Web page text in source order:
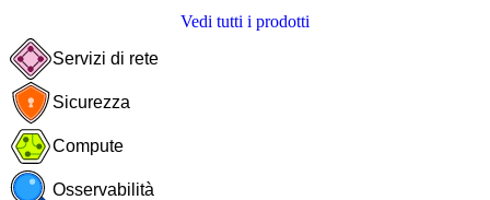
Vedi tutti i prodotti
Servizi di rete
Sicurezza
Compute
Osservabilità